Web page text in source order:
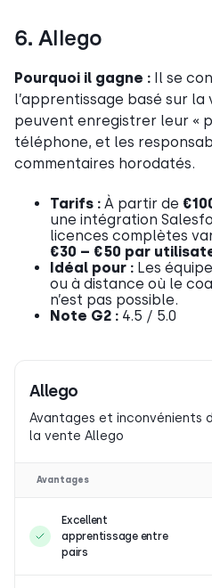
6. Allego
Pourquoi il gagne : Il se
l’apprentissage basé sur
peuvent enregistrer leur «
téléphone, et les
commentaires horodatés.
Tarifs : À partir de
une intégration
licences complètes
€30 – €50 par
Idéal pour : Les
ou à distance où le
n’est pas possible.
Note G2 : 4.5 / 5.0
Allego
Avantages et inconvénients
la vente Allego
Avantages
Excellent
apprentissage entre
pairs